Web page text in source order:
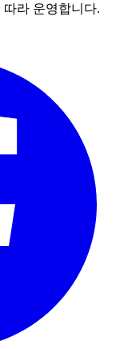
따라 운영합니다.